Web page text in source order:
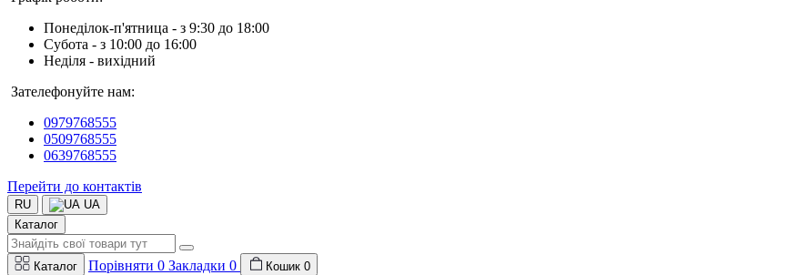
Понеділок-п'ятница - з 9:30 до 18:00
Субота - з 10:00 до 16:00
Неділя - вихідний
Зателефонуйте нам:
0979768555
0509768555
0639768555
Перейти до контактів
RU
UA
Каталог
Каталог Порівняти 0 Закладки 0 Кошик 0